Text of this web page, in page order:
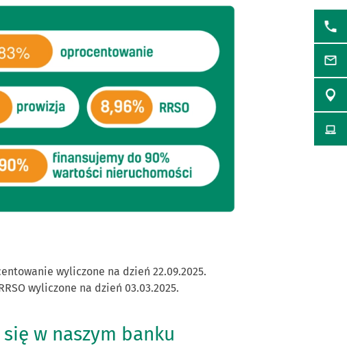
wyliczone na dzień 22.09.2025.
wyliczone na dzień 03.03.2025.
w naszym banku